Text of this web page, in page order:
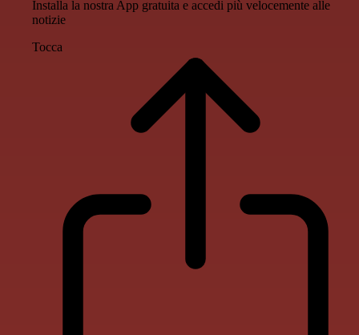
Installa la nostra App gratuita e accedi più velocemente alle
notizie
Tocca